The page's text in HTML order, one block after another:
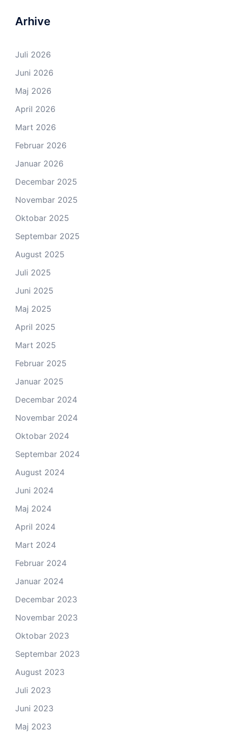
Arhive
Juli 2026
Juni 2026
Maj 2026
April 2026
Mart 2026
Februar 2026
Januar 2026
Decembar 2025
Novembar 2025
Oktobar 2025
Septembar 2025
August 2025
Juli 2025
Juni 2025
Maj 2025
April 2025
Mart 2025
Februar 2025
Januar 2025
Decembar 2024
Novembar 2024
Oktobar 2024
Septembar 2024
August 2024
Juni 2024
Maj 2024
April 2024
Mart 2024
Februar 2024
Januar 2024
Decembar 2023
Novembar 2023
Oktobar 2023
Septembar 2023
August 2023
Juli 2023
Juni 2023
Maj 2023